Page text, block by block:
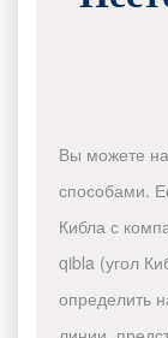
Вы можете
способами.
Кибла с
qibla (угол
определить